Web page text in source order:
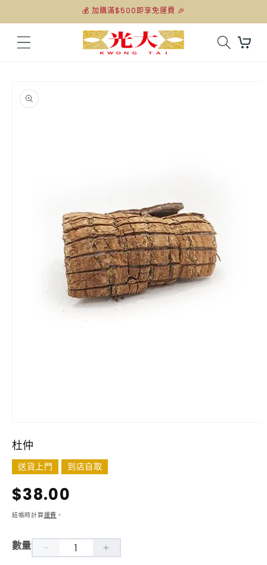
💰 加購滿$500即享免運費 🎉
購
物
略過產
品資訊
互
動
視
窗
開
多
體
檔
杜仲
送貨上門 到店自取
定
價
$38.00
結帳時計算運費 。
數量
杜
杜